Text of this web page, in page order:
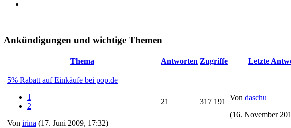
Ankündigungen und wichtige Themen
Thema Antworten Zugriffe Letzte
5% Rabatt auf Einkäufe bei pop.de
1
2
Von irina (17. Juni 2009, 17:32)
21 317 191 Von daschu
(16. November